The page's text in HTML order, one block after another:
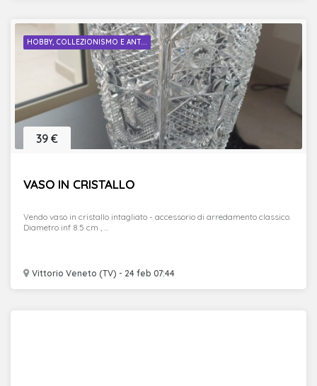
HOBBY, COLLEZIONISMO E ANT...
VASO IN CRISTALLO
Vittorio Veneto (TV) - 24 feb 07:44
39 €
Vendo vaso in cristallo intagliato - accessorio di arredamento classico.
Diametro inf 8.5 cm , ...